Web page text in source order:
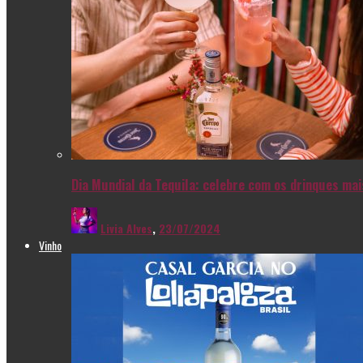
Dia Mundial da Tequila: celebre com os drinques
Livia Alves, 23/07/2024
Vinho